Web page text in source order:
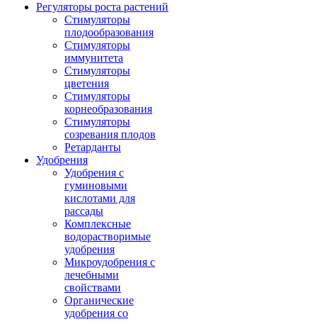
Регуляторы роста растений
Стимуляторы
плодообразования
Стимуляторы
иммунитета
Стимуляторы
цветения
Стимуляторы
корнеобразования
Стимуляторы
созревания плодов
Ретарданты
Удобрения
Удобрения с
гуминовыми
кислотами для
рассады
Комплексные
водорастворимые
удобрения
Микроудобрения с
лечебными
свойствами
Органические
удобрения со